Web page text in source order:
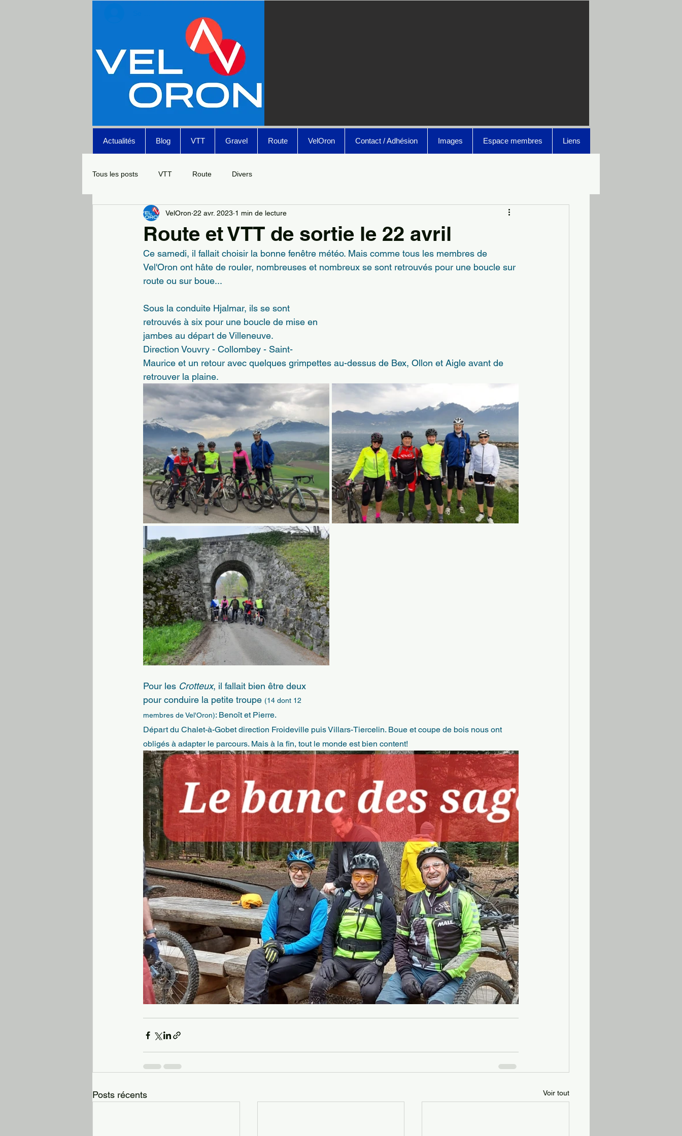
Actualités Blog VTT Gravel Route VelOron Contact / Adhésion Images Espace membres Liens
Tous les posts VTT Route Divers
Route et VTT de sortie le 22 avril
VelOron 22 avr. 2023 1 min de lecture
Ce samedi, il fallait choisir la bonne fenêtre météo. Mais comme tous les membres de
Vel'Oron ont hâte de rouler, nombreuses et nombreux se sont retrouvés pour une boucle sur
route ou sur boue...
Sous la conduite Hjalmar, ils se sont
retrouvés à six pour une boucle de mise en
jambes au départ de Villeneuve.
Direction Vouvry - Collombey - Saint-
Maurice et un retour avec quelques grimpettes au-dessus de Bex, Ollon et Aigle avant de
retrouver la plaine.
Pour les Crotteux, il fallait bien être deux
pour conduire la petite troupe (14 dont 12
membres de Vel'Oron): Benoît et Pierre.
Départ du Chalet-à-Gobet direction Froideville puis Villars-Tiercelin. Boue et coupe de bois nous ont
obligés à adapter le parcours. Mais à la fin, tout le monde est bien content!
Posts récents Voir tout